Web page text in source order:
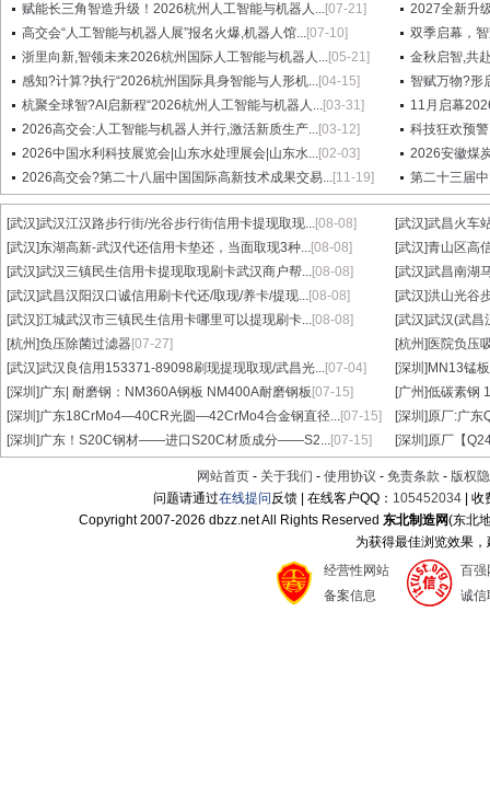
赋能长三角智造升级！2026杭州人工智能与机器人...[07-21]
2027全新升
高交会“人工智能与机器人展”报名火爆,机器人馆...[07-10]
双季启幕，
浙里向新,智领未来2026杭州国际人工智能与机器人...[05-21]
金秋启智,共
感知?计算?执行“2026杭州国际具身智能与人形机...[04-15]
智赋万物?形
杭聚全球智?AI启新程“2026杭州人工智能与机器人...[03-31]
11月启幕
2026高交会:人工智能与机器人并行,激活新质生产...[03-12]
科技狂欢预
2026中国水利科技展览会|山东水处理展会|山东水...[02-03]
2026安徽煤
2026高交会?第二十八届中国国际高新技术成果交易...[11-19] 第二十三届
[武汉]武汉江汉路步行街/光谷步行街信用卡提现取现...[08-08] [武汉]武昌火车
[武汉]东湖高新-武汉代还信用卡垫还，当面取现3种...[08-08] [武汉]青山区高
[武汉]武汉三镇民生信用卡提现取现刷卡武汉商户帮...[08-08] [武汉]武昌南湖
[武汉]武昌汉阳汉口诚信用刷卡代还/取现/养卡/提现...[08-08] [武汉]洪山光谷
[武汉]江城武汉市三镇民生信用卡哪里可以提现刷卡...[08-08] [武汉]武汉(武昌
[杭州]负压除菌过滤器[07-27] [杭州] 医院负压
[武汉]武汉良信用153371-89098刷现提现取现/武昌光...[07-04] [深圳] MN13锰
[深圳]广东| 耐磨钢：NM360A钢板 NM400A耐磨钢板 [07-15] [广州]低碳素钢
[深圳]广东18CrMo4—40CR光圆—42CrMo4合金钢直径...[07-15] [深圳]原厂:广东
[深圳]广东！S20C钢材——进口S20C材质成分——S2...[07-15] [深圳]原厂【
网站首页 - 关于我们 - 使用协议 - 免责条款 - 版权
问题请通过在线提问反馈 | 在线客户QQ： 105452034 |
Copyright 2007-2026 dbzz.net All Rights Reserved东北制造网(东北
为获得最佳浏览效果
经营性网站
备案信息
百强
诚信